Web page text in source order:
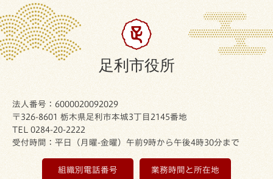
足利市役所
法人番号：6000020092029
〒326-8601 栃木県足利市本城3丁目2145番地
TEL 0284-20-2222
受付時間：平日（月曜-金曜）午前9時から午後4時30分まで
組織別電話番号 業務時間と所在地